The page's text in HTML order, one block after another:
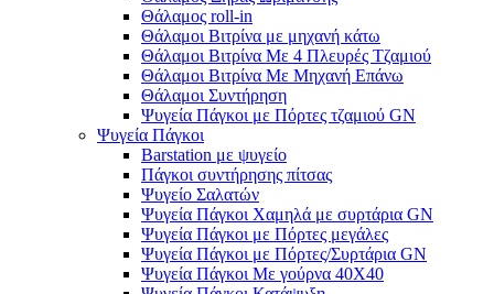
Θάλαμος roll-in
Θάλαμοι Βιτρίνα με μηχανή κάτω
Θάλαμοι Βιτρίνα Με 4 Πλευρές Τζαμιού
Θάλαμοι Βιτρίνα Με Μηχανή Επάνω
Θάλαμοι Συντήρηση
Ψυγεία Πάγκοι με Πόρτες τζαμιού GN
Ψυγεία Πάγκοι
Barstation με ψυγείο
Πάγκοι συντήρησης πίτσας
Ψυγείο Σαλατών
Ψυγεία Πάγκοι Χαμηλά με συρτάρια GN
Ψυγεία Πάγκοι με Πόρτες μεγάλες
Ψυγεία Πάγκοι με Πόρτες/Συρτάρια GN
Ψυγεία Πάγκοι Με γούρνα 40Χ40